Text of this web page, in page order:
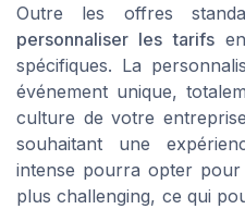
Outre les offres
personnaliser les tarifsen
spécifiques. La
événement unique,
culture de votre
souhaitant une
intense pourra opter
plus challenging, ce qui